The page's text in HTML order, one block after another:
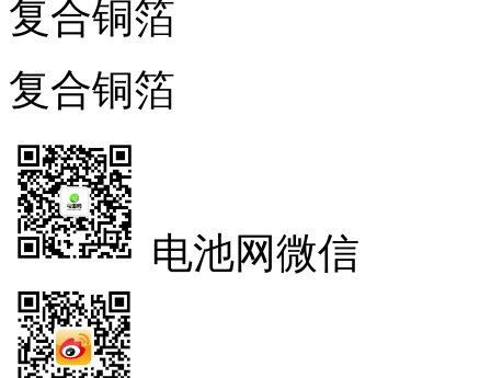
复合铜箔
复合铜箔
电池网微信